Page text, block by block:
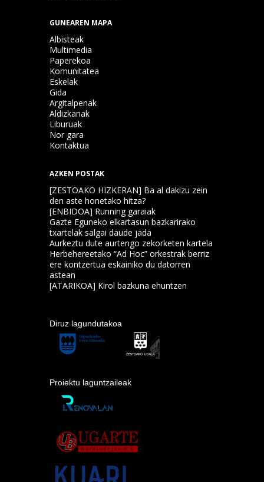
GUNEAREN MAPA
Albisteak
Multimedia
Paperekoa
Komunitatea
Eskelak
Gida
Argitalpenak
Aldizkariak
Liburuak
Nor gara
Kontaktua
AZKEN POSTAK
[ZESTOAKO HIZKERAN] Ba al dakizu zein
den aste honetako hitza?
[ENBIDOA] Running garaiak
Gazte Eguneko elkartasun bazkarirako
txartelak salgai daude jada
Aurkeztu dute aurtengo zekorketen kartela
Herbehereetako “Ad Hoc” orkestrak berriz
ere kontzertua eskainiko du datorren
astean
[ATARIKOA] Kirol bazkuna ehuntzen
Diruz lagundutakoa
Proiektu laguntzaileak